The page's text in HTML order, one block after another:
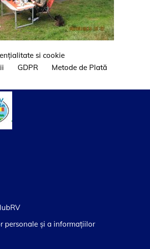
si cookie
GDPR
Metode de Plată
personale şi a informaţiilor